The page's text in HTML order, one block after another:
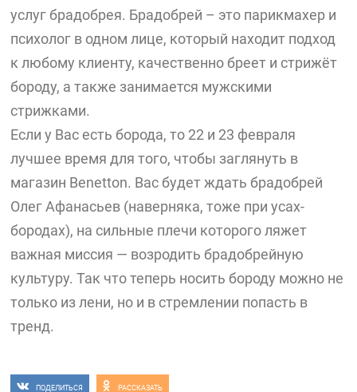
услуг брадобрея. Брадобрей – это парикмахер и
психолог в одном лице, который находит подход
к любому клиенту, качественно бреет и стрижёт
бороду, а также занимается мужскими
стрижками.
Если у Вас есть борода, то 22 и 23 февраля
лучшее время для того, чтобы заглянуть в
магазин Benetton. Вас будет ждать брадобрей
Олег Афанасьев (наверняка, тоже при усах-
бородах), на сильные плечи которого ляжет
важная миссия — возродить брадобрейную
культуру. Так что теперь носить бороду можно не
только из лени, но и в стремлении попасть в
тренд.
ПОДЕЛИТЬСЯ РАССКАЗАТЬ